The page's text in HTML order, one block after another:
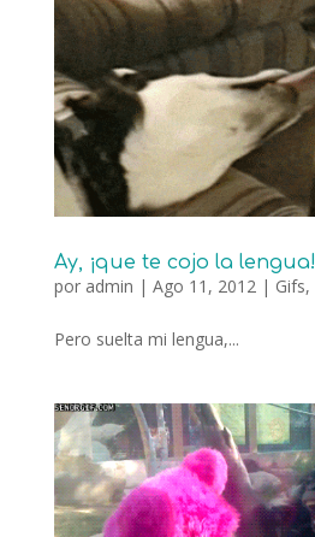
Ay, ¡que te cojo la lengua!
por admin | Ago 11, 2012 | Gifs,
Pero suelta mi lengua,...